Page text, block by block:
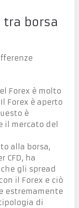
borsa
Forex è molto
Forex è aperto
è
il mercato del
alla borsa,
CFD, ha
gli spread
il Forex e ciò
estremamente
di